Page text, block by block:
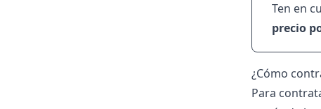
Ten en
precio
¿Cómo
Para